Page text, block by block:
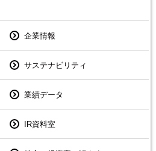
企業情報
サステナビリティ
業績データ
IR資料室